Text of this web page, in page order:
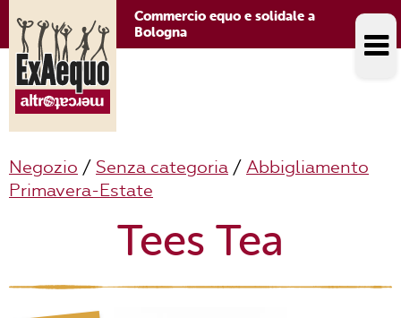
Commercio equo e solidale a
Bologna
Negozio / Senza categoria / Abbigliamento
Primavera-Estate
Tees Tea